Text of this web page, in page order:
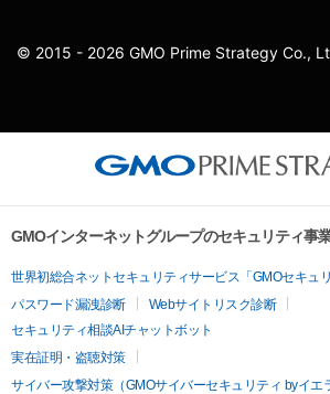
© 2015 - 2026 GMO Prime Strategy Co.,
GMOインターネットグループのセキュリティ事
世界初総合ネットセキュリティサービス「GMOセキュリ
パスワード漏洩診断
Webサイトリスク診断
セキュリティ相談AIチャットボット
実在証明・盗聴対策
サイバー攻撃対策（GMOサイバーセキュリティ byイエ